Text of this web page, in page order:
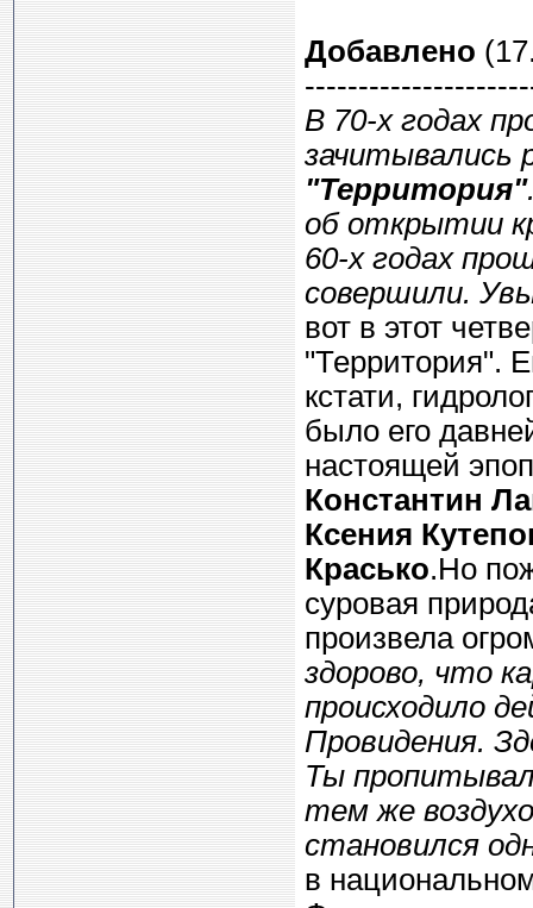
Добавлено
В 70-х годах
зачитывались
"Территория"
об открытии
60-х годах
совершили.
вот в этот
"Территория".
кстати,
было его
настоящей
Константин
Ксения
Красько.Но
суровая
произвела
здорово, что
происходило
Провидения.
Ты
тем же
становился
в